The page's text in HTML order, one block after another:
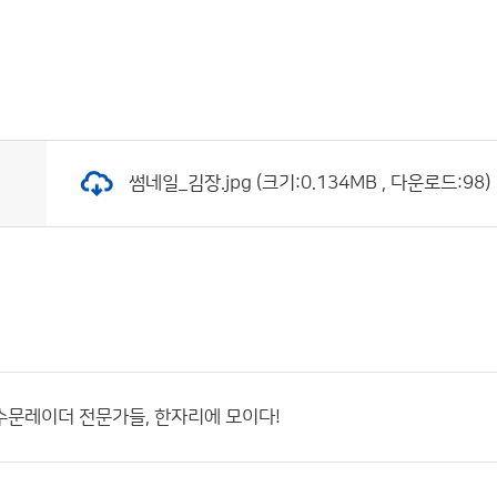
썸네일_김장.jpg (크기:0.134MB , 다운로드:98)
문레이더 전문가들, 한자리에 모이다!